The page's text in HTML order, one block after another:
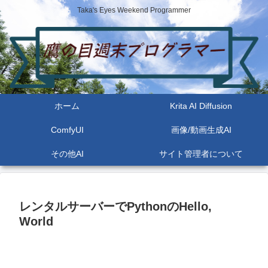
Taka's Eyes Weekend Programmer
ホーム Krita AI Diffusion
ComfyUI 画像/動画生成AI
その他AI サイト管理者について
レンタルサーバーでPythonのHello,
World